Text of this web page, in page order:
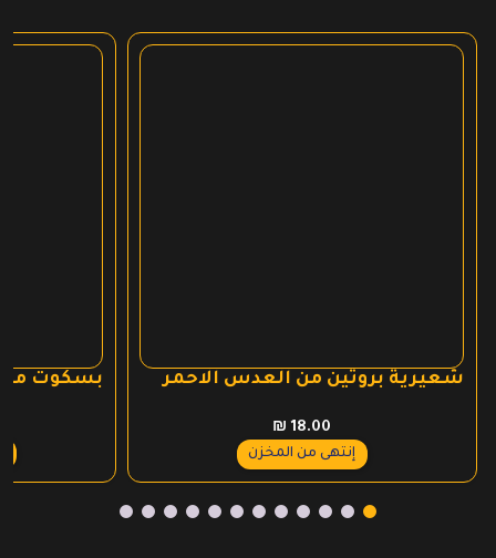
شعيرية بروتين من العدس الاحمر
₪ 18.00
إنتهى من المخزن
بسكوت